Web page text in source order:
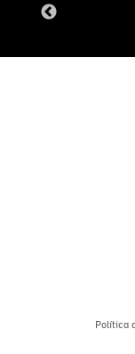
Política